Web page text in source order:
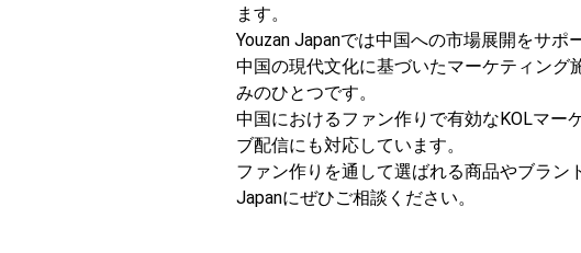
ます。
Youzan Japanでは中国への市場展開をサポ
中国の現代文化に基づいたマーケティング
みのひとつです。
中国におけるファン作りで有効なKOLマー
ブ配信にも対応しています。
ファン作りを通して選ばれる商品やブラン
Japanにぜひご相談ください。